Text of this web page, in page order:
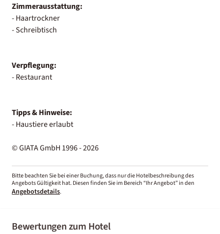
Zimmerausstattung:
- Haartrockner
- Schreibtisch
Verpflegung:
- Restaurant
Tipps & Hinweise:
- Haustiere erlaubt
© GIATA GmbH 1996 - 2026
Bitte beachten Sie bei einer Buchung, dass nur die Hotelbeschreibung des
Angebots Gültigkeit hat. Diesen finden Sie im Bereich “Ihr Angebot” in den
Angebotsdetails.
Bewertungen zum Hotel